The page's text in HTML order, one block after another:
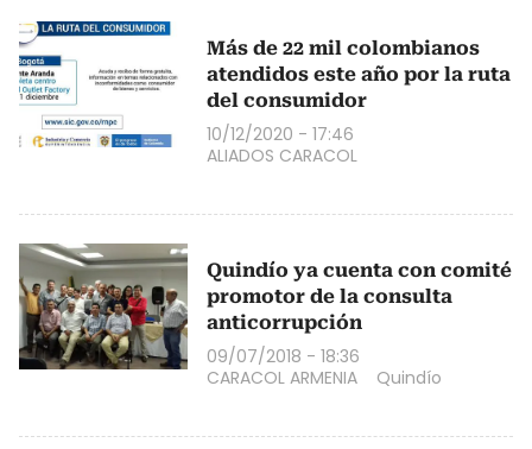
Más de 22 mil colombianos
atendidos este año por la ruta
del consumidor
10/12/2020 - 17:46
ALIADOS CARACOL
Quindío ya cuenta con comité
promotor de la consulta
anticorrupción
09/07/2018 - 18:36
CARACOL ARMENIA
Quindío